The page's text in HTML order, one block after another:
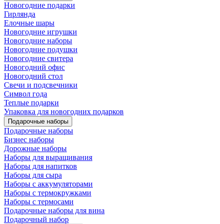
Новогодние подарки
Гирлянда
Елочные шары
Новогодние игрушки
Новогодние наборы
Новогодние подушки
Новогодние свитера
Новогодний офис
Новогодний стол
Свечи и подсвечники
Символ года
Теплые подарки
Упаковка для новогодних подарков
Подарочные наборы
Подарочные наборы
Бизнес наборы
Дорожные наборы
Наборы для выращивания
Наборы для напитков
Наборы для сыра
Наборы с аккумуляторами
Наборы с термокружками
Наборы с термосами
Подарочные наборы для вина
Подарочный набор